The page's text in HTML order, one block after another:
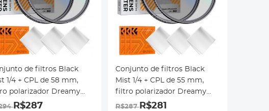
de filtros Black
1/4 + CPL de 58 mm,
polarizador Dreamy
Effect Mist CPL, 18
R$287
Conjunto de filtros Black
Mist 1/4 + CPL de 55 mm,
filtro polarizador Dreamy
Cinematic Effect Mist CPL, 18
R$287R$281